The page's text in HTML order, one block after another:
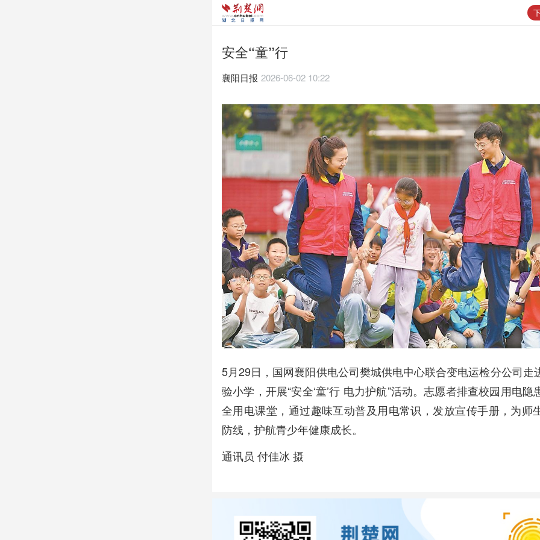
安全“童”行
襄阳日报 2026-06-02 10:22
5月29日，国网襄阳供电公司樊城供电中心联合变电运检分公司走
验小学，开展“安全‘童’行 电力护航”活动。志愿者排查校园用电隐
全用电课堂，通过趣味互动普及用电常识，发放宣传手册，为师
防线，护航青少年健康成长。
通讯员 付佳冰 摄